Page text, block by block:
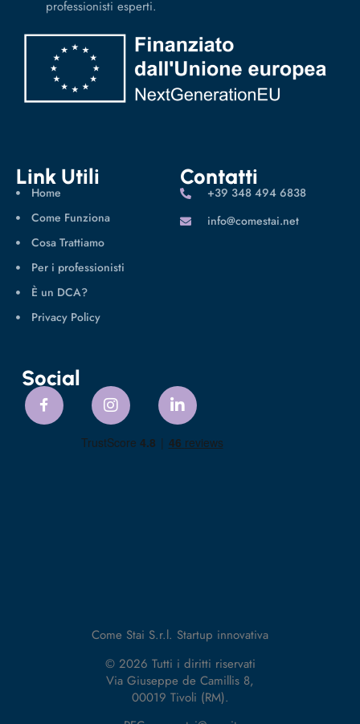
professionisti esperti.
Link Utili
Home
Come Funziona
Cosa Trattiamo
Per i professionisti
È un DCA?
Privacy Policy
Contatti
‪+39 348 494 6838
info@comestai.net
Social
Come Stai S.r.l. Startup innovativa
© 2026 Tutti i diritti riservati
Via Giuseppe de Camillis 8,
00019 Tivoli (RM).